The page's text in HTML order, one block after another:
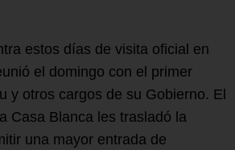
estos días de visita oficial en
el domingo con el primer
y otros cargos de su Gobierno. El
Casa Blanca les trasladó la
una mayor entrada de